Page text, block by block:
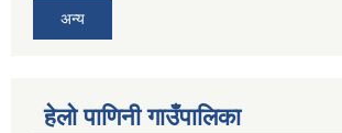
अन्य
हेलो पाणिनी गाउँपालिका